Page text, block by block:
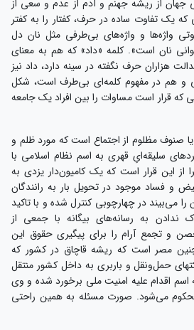
از ریشه جهنم و آدم از عدم و سعی از
یک تفاوت ساده در حرف، کفتار را به کفتر
واژه‌ها و واژه‌های بی‌طرفی مثل نان دل
نان است». کلمه‌ «داد» که هم به معنای
هزاران حرف نگفته در سینه دارد، داد نیز
و هم در مفهوم کلمه‌ای بی‌طرف است، شکل
که قرار است مساوات را بین افراد یک جامعه
صنوف مظلوم از اجتماع است که مورد ظلم و
سلیقه‌ایِ قهری به اسم نظام اسلامی با
از این قرار است که یک کامیون‌دار یزدی به
و فساد موجود در تحویل بار به رانندگان
را می‌بیند در چهارچوبی کنترل شده و با تاکید
ندادن به رسانه‌های بیگانه با جمعی از
و تجمع آرام را برای پیگیری حقوق این
مصر است که ریشه‌ قاچاق در کشور که
حمل‌و‌نقل و باربری به داخل کشور منتقل
اسم اقدام علیه امنیت ملی برخورد شده و وی
می‌شود. صورت مسئله به همین راحتی